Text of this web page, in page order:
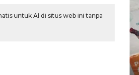
untuk AI di situs web ini tanpa